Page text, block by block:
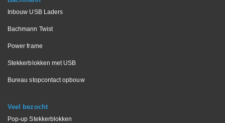
Inbouw USB Laders
Bachmann Twist
Power frame
Stekkerblokken met USB
Bureau stopcontact opbouw
Veel bezocht
Pop-up Stekkerblokken